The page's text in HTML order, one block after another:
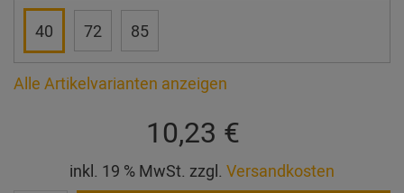
40 72 85
Alle Artikelvarianten anzeigen
10,23 €
inkl. 19 % MwSt. zzgl. Versandkosten